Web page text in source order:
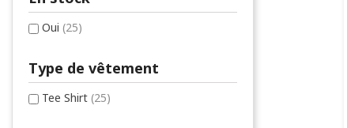
Oui (25)
Type de vêtement
Tee Shirt (25)